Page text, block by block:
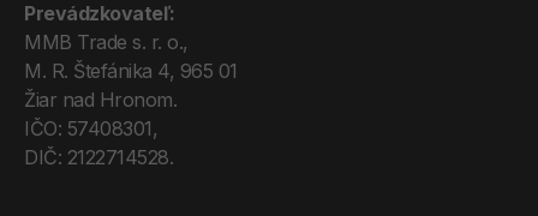
Prevádzkovateľ:
MMB Trade s. r. o.,
M. R. Štefánika 4, 965 01
Žiar nad Hronom.
IČO: 57408301,
DIČ: 2122714528.